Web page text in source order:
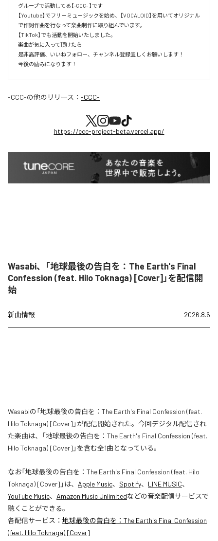
グループで活動してる【-CCC- 】です
【Youtube】でフリーミュージックを始め、【VOCALOID】を用いてオリジナル
で作詞作曲を行なって楽曲制作に取り組んでいます。
【TikTok】でも活動を開始いたしました。
楽曲が気に入って頂けたら
是非高評価、いいねフォロー、チャンネル登録宜しくお願いします！
今後の励みになります！
-CCC-の他のリリース： -CCC-
https://ccc-project-beta.vercel.app/
Wasabi、「地球最後の告白を：The Earth's Final
Confession (feat. Hilo Toknaga) [Cover]」を配信開
始
新曲情報 2026.8.6
Wasabiの「地球最後の告白を：The Earth's Final Confession (feat.
Hilo Toknaga) [Cover]」が配信開始された。今回デジタル配信され
た楽曲は、「地球最後の告白を：The Earth's Final Confession (feat.
Hilo Toknaga) [Cover]」を含む全1曲となっている。
なお「地球最後の告白を：The Earth's Final Confession (feat. Hilo
Toknaga) [Cover] 」は、 Apple Music、 Spotify、 LINE MUSIC、
YouTube Music、 Amazon Music Unlimitedなどの音楽配信サービスで
聴くことができる。
各配信サービス： 地球最後の告白を：The Earth's Final Confession
(feat. Hilo Toknaga) [Cover]